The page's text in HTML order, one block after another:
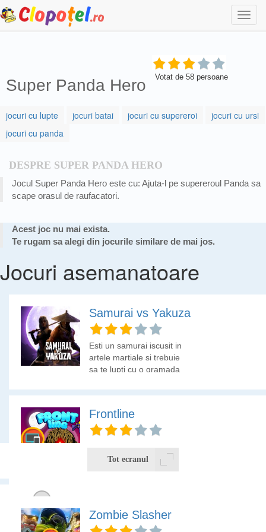
Super Panda Hero Votat de 58 persoane
jocuri cu lupte jocuri batai jocuri cu supereroi
jocuri cu ursi
jocuri cu panda
DESPRE SUPER PANDA HERO
Jocul Super Panda Hero este cu: Ajuta-l pe supereroul Panda sa
scape orasul de raufacatori.
Acest joc nu mai exista.
Te rugam sa alegi din jocurile similare de mai jos.
Jocuri asemanatoare
Samurai vs Yakuza
Esti un samurai iscusit in
artele martiale si trebuie
sa te lupti cu o gramada
Kombat.
Frontline
Joaca aceest joc cu nave
spatiale asemanator cu
Space Invaders si
Zombie Slasher
Tot ecranul